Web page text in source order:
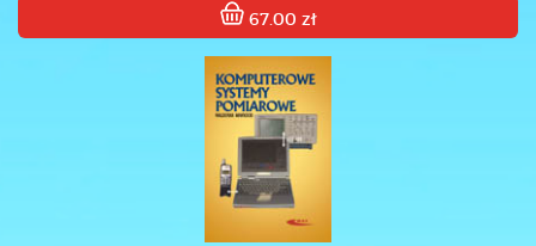
67.00 zł